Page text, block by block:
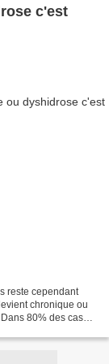
c'est
reste cependant
chronique ou
80% des cas